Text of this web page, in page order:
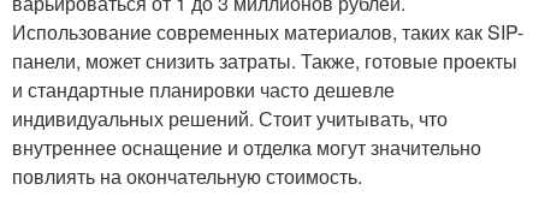
Использование современных материалов, таких как SIP-
панели, может снизить затраты. Также, готовые проекты
и стандартные планировки часто дешевле
индивидуальных решений. Стоит учитывать, что
внутреннее оснащение и отделка могут значительно
повлиять на окончательную стоимость.